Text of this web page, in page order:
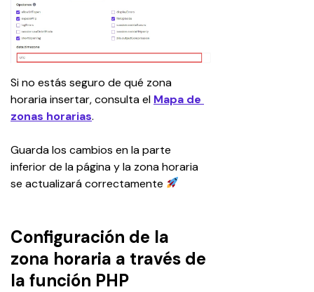
Si no estás seguro de qué zona
horaria insertar, consulta el Mapa de
zonas horarias.
Guarda los cambios en la parte
inferior de la página y la zona horaria
se actualizará correctamente
Configuración de la
zona horaria a través de
la función PHP